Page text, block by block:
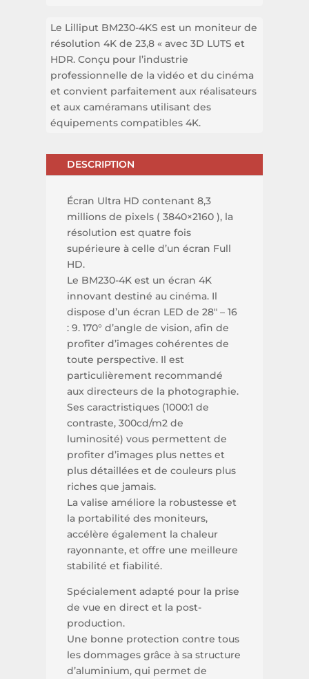
Le Lilliput BM230-4KS est un moniteur de
résolution 4K de 23,8 « avec 3D LUTS et
HDR. Conçu pour l’industrie
professionnelle de la vidéo et du cinéma
et convient parfaitement aux réalisateurs
et aux caméramans utilisant des
équipements compatibles 4K.
DESCRIPTION
Écran Ultra HD contenant 8,3
millions de pixels ( 3840×2160 ), la
résolution est quatre fois
supérieure à celle d’un écran Full
HD.
Le BM230-4K est un écran 4K
innovant destiné au cinéma. Il
dispose d’un écran LED de 28″ – 16
: 9. 170° d’angle de vision, afin de
profiter d’images cohérentes de
toute perspective. Il est
particulièrement recommandé
aux directeurs de la photographie.
Ses caractristiques (1000:1 de
contraste, 300cd/m2 de
luminosité) vous permettent de
profiter d’images plus nettes et
plus détaillées et de couleurs plus
riches que jamais.
La valise améliore la robustesse et
la portabilité des moniteurs,
accélère également la chaleur
rayonnante, et offre une meilleure
stabilité et fiabilité.
Spécialement adapté pour la prise
de vue en direct et la post-
production.
Une bonne protection contre tous
les dommages grâce à sa structure
d’aluminium, qui permet de